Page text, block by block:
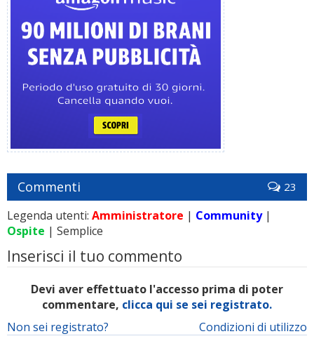
Commenti 23
Legenda utenti: Amministratore | Community|
Ospite | Semplice
Inserisci il tuo commento
Devi aver effettuato l'accesso prima di poter
commentare, clicca qui se sei registrato.
Condizioni di utilizzo
Non sei registrato?